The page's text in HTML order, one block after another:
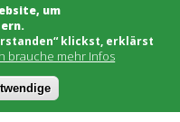
um
klickst, erklärst
brauche mehr Infos